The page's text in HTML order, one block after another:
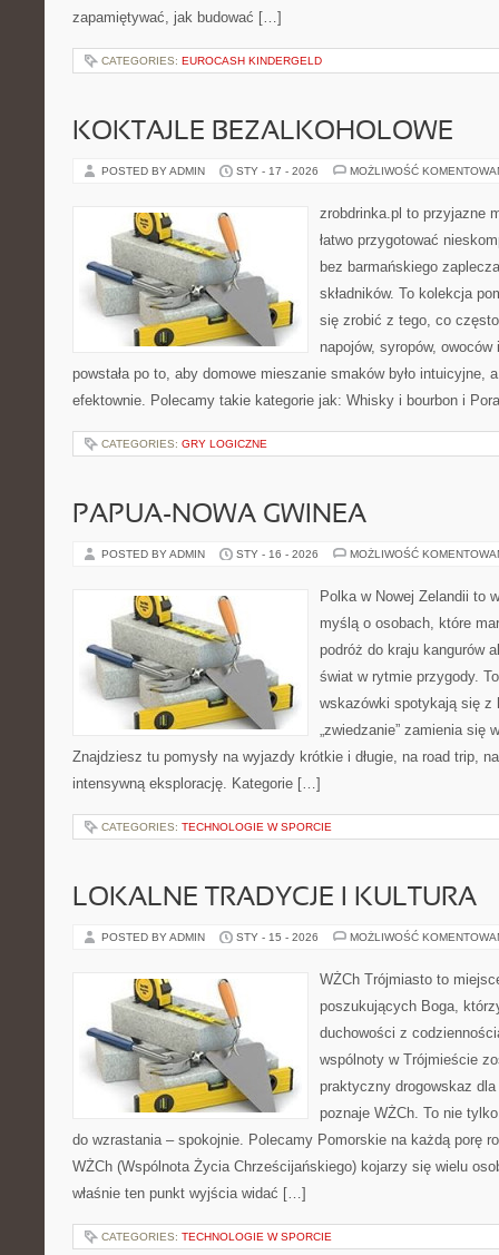
zapamiętywać, jak budować […]
CATEGORIES: EUROCASH KINDERGELD
KOKTAJLE BEZALKOHOLOWE
POSTED BY ADMIN STY - 17 - 2026 MOŻLIWOŚĆ
zrobdrinka.pl to przyjazne
łatwo przygotować
bez barmańskiego
składników. To kolekcja
się zrobić z tego, co
napojów, syropów,
powstała po to, aby domowe mieszanie smaków było intuicyjne,
efektownie. Polecamy takie kategorie jak: Whisky i bourbon i
CATEGORIES: GRY LOGICZNE
PAPUA-NOWA GWINEA
POSTED BY ADMIN STY - 16 - 2026 MOŻLIWOŚĆ
Polka w Nowej Zelandii to
myślą o osobach, które
podróż do kraju kangurów
świat w rytmie przygody.
wskazówki spotykają się z
„zwiedzanie” zamienia się
Znajdziesz tu pomysły na wyjazdy krótkie i długie, na road trip,
intensywną eksplorację. Kategorie […]
CATEGORIES: TECHNOLOGIE W SPORCIE
LOKALNE TRADYCJE I KULTURA
POSTED BY ADMIN STY - 15 - 2026 MOŻLIWOŚĆ
WŻCh Trójmiasto to
poszukujących Boga,
duchowości z
wspólnoty w Trójmieście
praktyczny drogowskaz
poznaje WŻCh. To nie
do wzrastania – spokojnie. Polecamy Pomorskie na każdą porę
WŻCh (Wspólnota Życia Chrześcijańskiego) kojarzy się wielu
właśnie ten punkt wyjścia widać […]
CATEGORIES: TECHNOLOGIE W SPORCIE